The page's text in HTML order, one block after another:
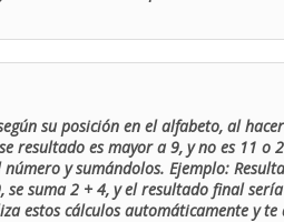
su posición en el alfabeto, al
resultado es mayor a 9, y no es 11 o
y sumándolos. Ejemplo:
suma 2 + 4, y el resultado final
estos cálculos automáticamente y te